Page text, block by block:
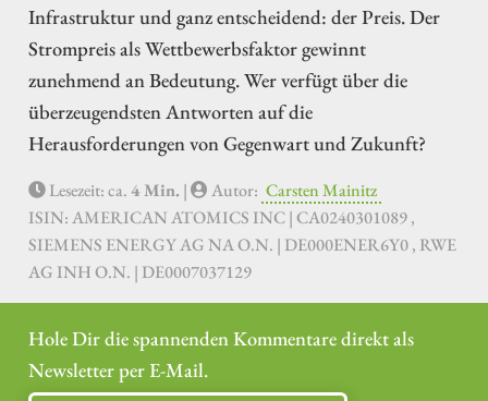
Infrastruktur und ganz entscheidend: der Preis. Der
Strompreis als Wettbewerbsfaktor gewinnt
zunehmend an Bedeutung. Wer verfügt über die
überzeugendsten Antworten auf die
Herausforderungen von Gegenwart und Zukunft?
Lesezeit: ca.4 Min. | Autor: Carsten Mainitz
ISIN: AMERICAN ATOMICS INC | CA0240301089 ,
SIEMENS ENERGY AG NA O.N. | DE000ENER6Y0 , RWE
AG INH O.N. | DE0007037129
Hole Dir die spannenden Kommentare direkt als
Newsletter per E-Mail.